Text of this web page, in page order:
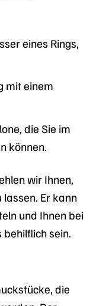
eines Rings,
mit einem
die Sie im
können.
wir Ihnen,
lassen. Er kann
und Ihnen bei
sein.
die